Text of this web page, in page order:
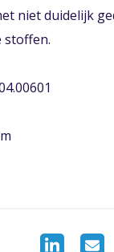
niet duidelijk
stoffen.